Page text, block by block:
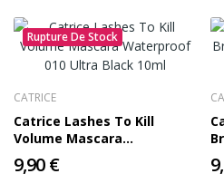
Rupture De Stock
CATRICE
Catrice Lashes To Kill
Volume Mascara
Waterproof 010 Ultra Black
10ml
9,90 €